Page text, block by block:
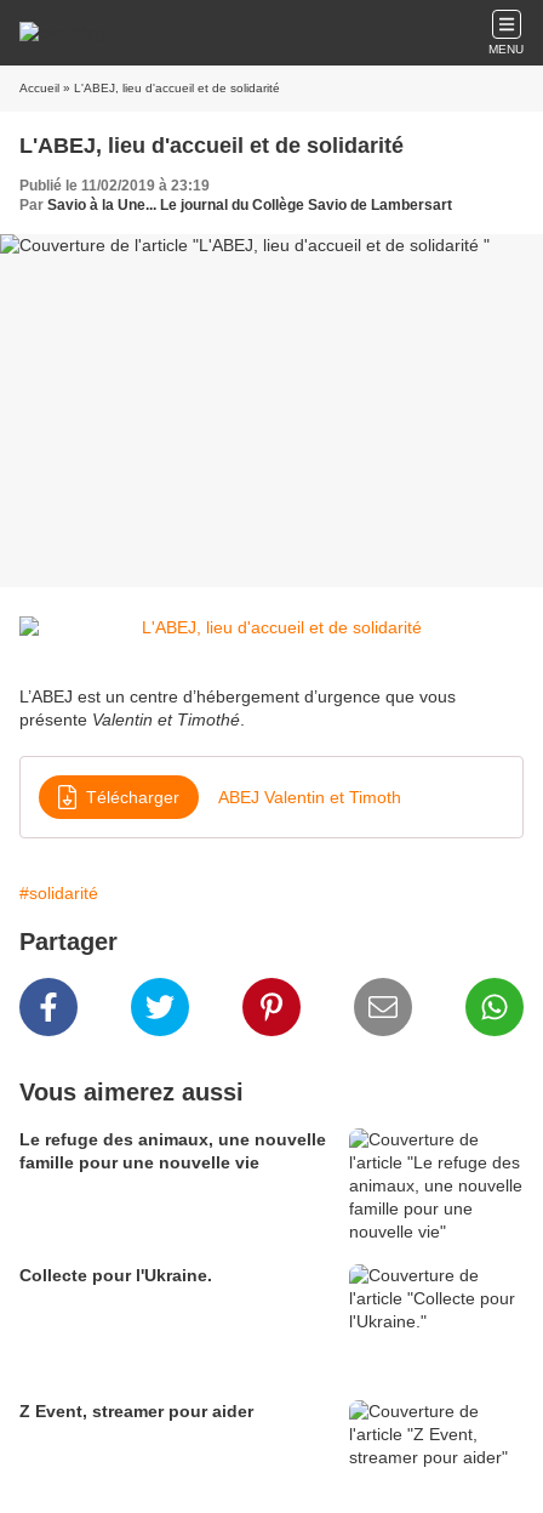
MENU
Accueil » L'ABEJ, lieu d'accueil et de solidarité
L'ABEJ, lieu d'accueil et de solidarité
Publié le 11/02/2019 à 23:19
Par Savio à la Une... Le journal du Collège Savio de Lambersart
L’ABEJ est un centre d’hébergement d’urgence que vous
présente Valentin et Timothé
Télécharger ABEJ Valentin et Timoth
#solidarité
Partager
Vous aimerez aussi
Le refuge des animaux, une nouvelle
famille pour une nouvelle vie
Collecte pour l'Ukraine.
Z Event, streamer pour aider